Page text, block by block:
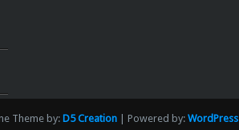
Theme by: D5 Creation| Powered by: WordPress